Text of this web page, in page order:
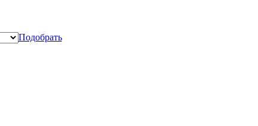
Подобрать